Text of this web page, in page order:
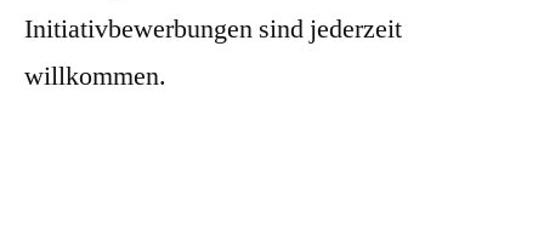
Initiativbewerbungen sind jederzeit
willkommen.